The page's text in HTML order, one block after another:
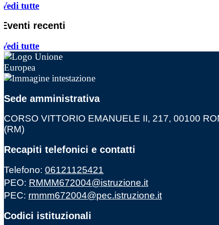
Vedi tutte
Eventi recenti
Vedi tutte
Sede amministrativa
CORSO VITTORIO EMANUELE II, 217, 00100
(RM)
Recapiti telefonici e contatti
Telefono: 06121125421
PEO: RMMM672004@istruzione.it
PEC: rmmm672004@pec.istruzione.it
Codici istituzionali